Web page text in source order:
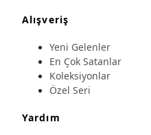
Alışveriş
Yeni Gelenler
En Çok Satanlar
Koleksiyonlar
Özel Seri
Yardım